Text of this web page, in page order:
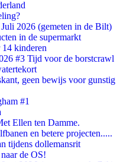
2026 (gemeten in de Bilt)
in de supermarkt
kinderen
#3 Tijd voor de borstcrawl
geen bewijs voor gunstig
#1
Ellen ten Damme.
en betere projecten.....
tijdens dollemansrit
de OS!